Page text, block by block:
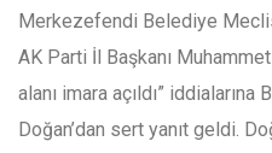
Merkezefendi Belediye
AK Parti İl Başkanı Muhammet
alanı imara açıldı”
Doğan’dan sert yanıt geldi.